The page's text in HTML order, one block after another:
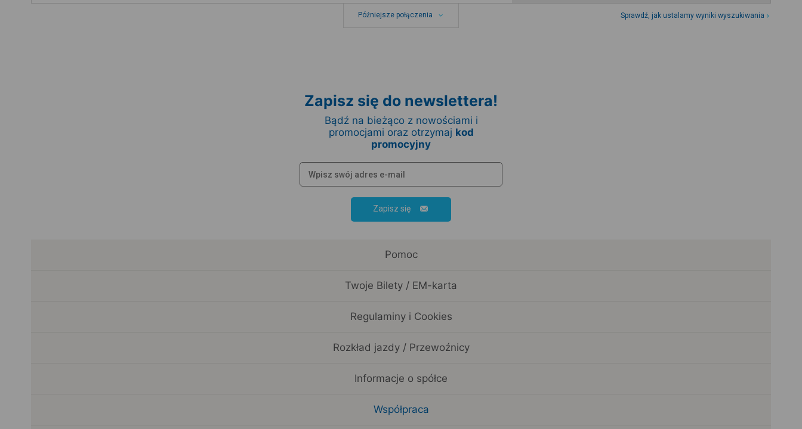
Późniejsze połączenia Sprawdź, jak ustalamy wyniki wyszukiwania
Zapisz się do newslettera!
Bądź na bieżąco z nowościami i
promocjami oraz otrzymaj kod
promocyjny
Zapisz się
Pomoc
Twoje Bilety / EM-karta
Regulaminy i Cookies
Rozkład jazdy / Przewoźnicy
Informacje o spółce
Współpraca